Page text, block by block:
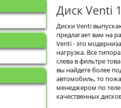
Диск Venti
Диски Venti
предлагает вам на
Venti - это
нагрузка. Все
слева в фильтре
вы найдете более
автомобиль, то
менеджером по
качественных